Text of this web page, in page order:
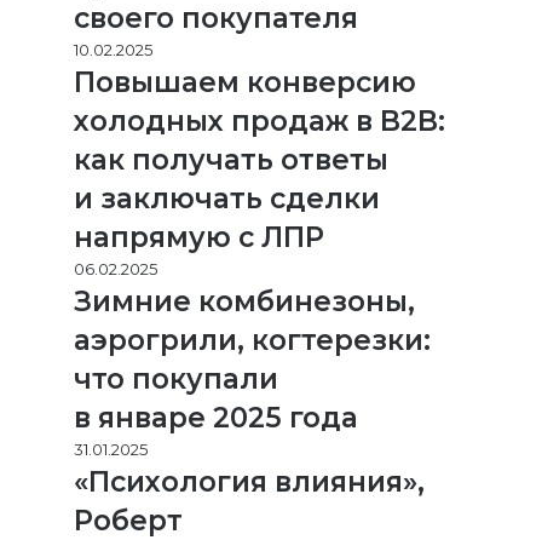
своего покупателя
10.02.2025
Повышаем конверсию
холодных продаж в B2B:
как получать ответы
и заключать сделки
напрямую с ЛПР
06.02.2025
Зимние комбинезоны,
аэрогрили, когтерезки:
что покупали
в январе 2025 года
31.01.2025
«Психология влияния»,
Роберт